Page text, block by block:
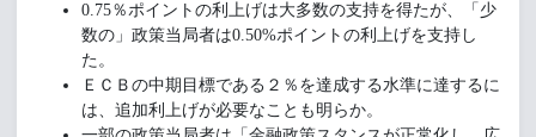
0.75％ポイントの利上げは大多数の支持を得たが、「少
数の」政策当局者は0.50%ポイントの利上げを支持し
た。
ＥＣＢの中期目標である２％を達成する水準に達するに
は、追加利上げが必要なことも明らか。